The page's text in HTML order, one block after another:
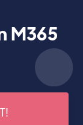
M365